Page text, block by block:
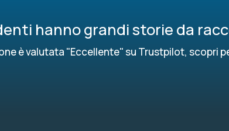
hanno grandi storie da
è valutata "Eccellente" su Trustpilot, scopri